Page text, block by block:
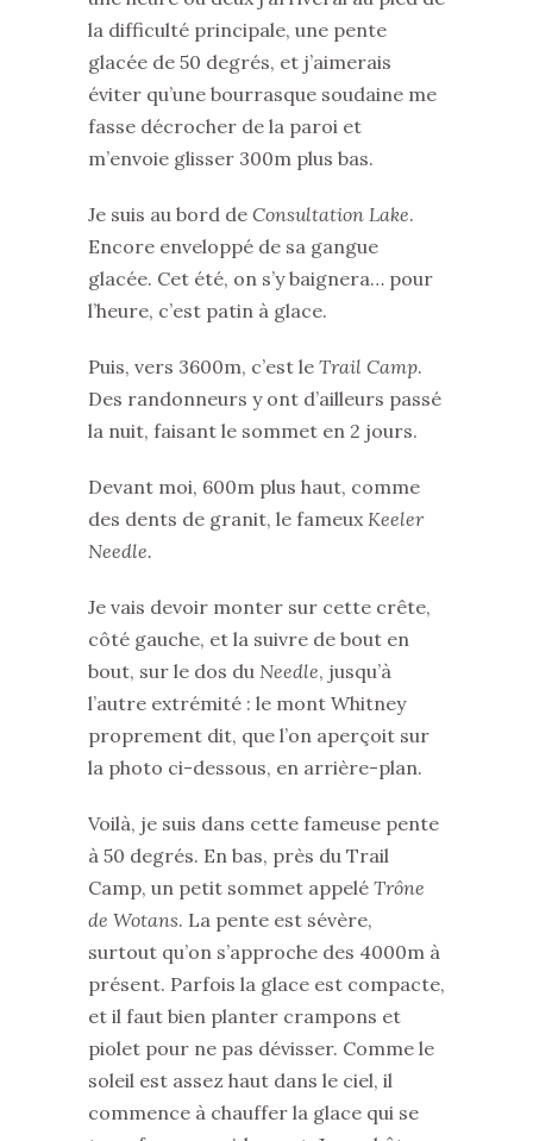
la difficulté principale, une pente
glacée de 50 degrés, et j’aimerais
éviter qu’une bourrasque soudaine me
fasse décrocher de la paroi et
m’envoie glisser 300m plus bas.
Je suis au bord de Consultation Lake.
Encore enveloppé de sa gangue
glacée. Cet été, on s’y baignera… pour
l’heure, c’est patin à glace.
Puis, vers 3600m, c’est le Trail Camp.
Des randonneurs y ont d’ailleurs passé
la nuit, faisant le sommet en 2 jours.
Devant moi, 600m plus haut, comme
des dents de granit, le fameuxKeeler
Needle.
Je vais devoir monter sur cette crête,
côté gauche, et la suivre de bout en
bout, sur le dos du Needle, jusqu’à
l’autre extrémité : le mont Whitney
proprement dit, que l’on aperçoit sur
la photo ci-dessous, en arrière-plan.
Voilà, je suis dans cette fameuse pente
à 50 degrés. En bas, près du Trail
Camp, un petit sommet appelé Trône
de Wotans. La pente est sévère,
surtout qu’on s’approche des 4000m à
présent. Parfois la glace est compacte,
et il faut bien planter crampons et
piolet pour ne pas dévisser. Comme le
soleil est assez haut dans le ciel, il
commence à chauffer la glace qui se